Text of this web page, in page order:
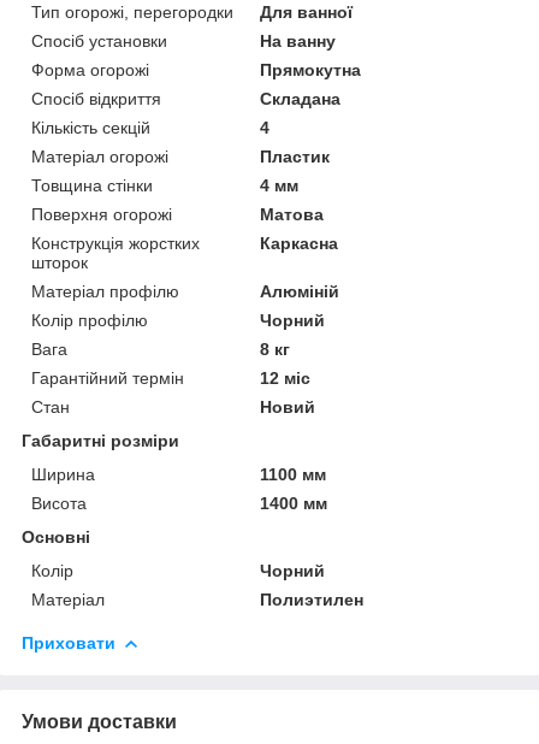
Тип огорожі, перегородки
Для ванної
Спосіб установки
На ванну
Форма огорожі
Прямокутна
Спосіб відкриття
Складана
Кількість секцій
4
Матеріал огорожі
Пластик
Товщина стінки
4 мм
Поверхня огорожі
Матова
Конструкція жорстких
шторок
Каркасна
Матеріал профілю
Алюміній
Колір профілю
Чорний
Вага
8 кг
Гарантійний термін
12 міс
Стан
Новий
Габаритні розміри
Ширина
1100 мм
Висота
1400 мм
Основні
Колір
Чорний
Матеріал
Полиэтилен
Приховати
Умови доставки